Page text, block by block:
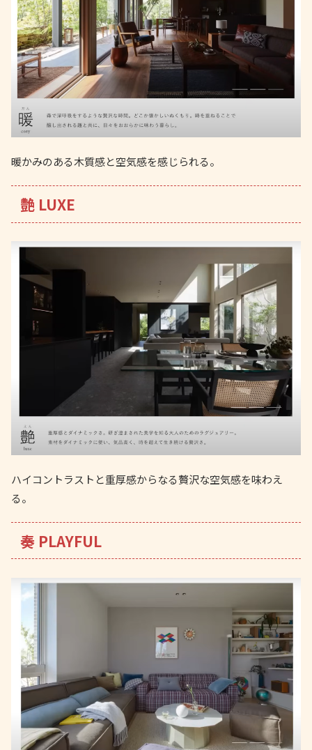
暖かみのある木質感と空気感を感じられる。
艶 LUXE
ハイコントラストと重厚感からなる贅沢な空気感を味わえ
る。
奏 PLAYFUL